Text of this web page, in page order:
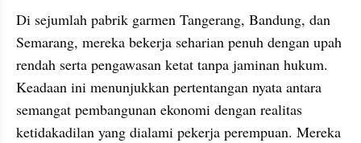
Di sejumlah pabrik garmen Tangerang, Bandung, dan
Semarang, mereka bekerja seharian penuh dengan upah
rendah serta pengawasan ketat tanpa jaminan hukum.
Keadaan ini menunjukkan pertentangan nyata antara
semangat pembangunan ekonomi dengan realitas
ketidakadilan yang dialami pekerja perempuan. Mereka